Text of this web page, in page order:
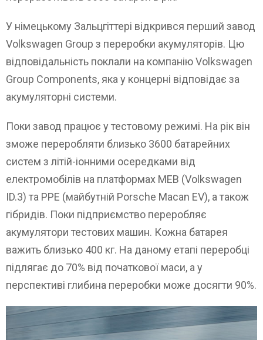
У німецькому Зальцгіттері відкрився перший завод
Volkswagen Group з переробки акумуляторів. Цю
відповідальність поклали на компанію Volkswagen
Group Components, яка у концерні відповідає за
акумуляторні системи.
Поки завод працює у тестовому режимі. На рік він
зможе переробляти близько 3600 батарейних
систем з літій-іонними осередками від
електромобілів на платформах MEB (Volkswagen
ID.3) та PPE (майбутній Porsche Macan EV), а також
гібридів. Поки підприємство переробляє
акумулятори тестових машин. Кожна батарея
важить близько 400 кг. На даному етапі переробці
підлягає до 70% від початкової маси, а у
перспективі глибина переробки може досягти 90%.